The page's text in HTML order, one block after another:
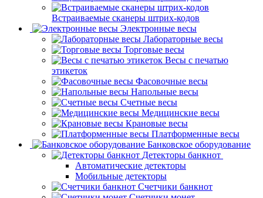
Встраиваемые сканеры штрих-кодов
Электронные весы
Лабораторные весы
Торговые весы
Весы с печатью
этикеток
Фасовочные весы
Напольные весы
Счетные весы
Медицинские весы
Крановые весы
Платформенные весы
Банковское оборудование
Детекторы банкнот
Автоматические детекторы
Мобильные детекторы
Счетчики банкнот